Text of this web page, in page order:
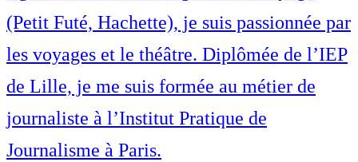
(Petit Futé, Hachette), je suis passionnée par
les voyages et le théâtre. Diplômée de l’IEP
de Lille, je me suis formée au métier de
journaliste à l’Institut Pratique de
Journalisme à Paris.